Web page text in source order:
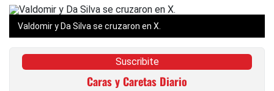
Valdomir y Da Silva se cruzaron en X.
Suscribite
Caras y Caretas Diario